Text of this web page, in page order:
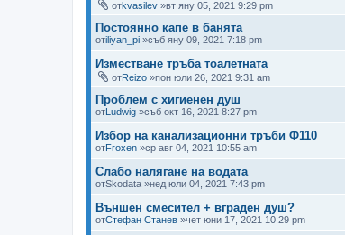
отkvasilev »вт яну 05, 2021 9:29 pm
Постоянно капе в банята
отiliyan_pi »съб яну 09, 2021 7:18 pm
Изместване тръба тоалетната
отReizo »пон юли 26, 2021 9:31 am
Проблем с хигиенен душ
отLudwig »съб окт 16, 2021 8:27 pm
Избор на канализационни тръби Ф110
отFroxen »ср авг 04, 2021 10:55 am
Слабо налягане на водата
отSkodata »нед юли 04, 2021 7:43 pm
Външен смесител + вграден душ?
отСтефан Станев »чет юни 17, 2021 10:29 pm